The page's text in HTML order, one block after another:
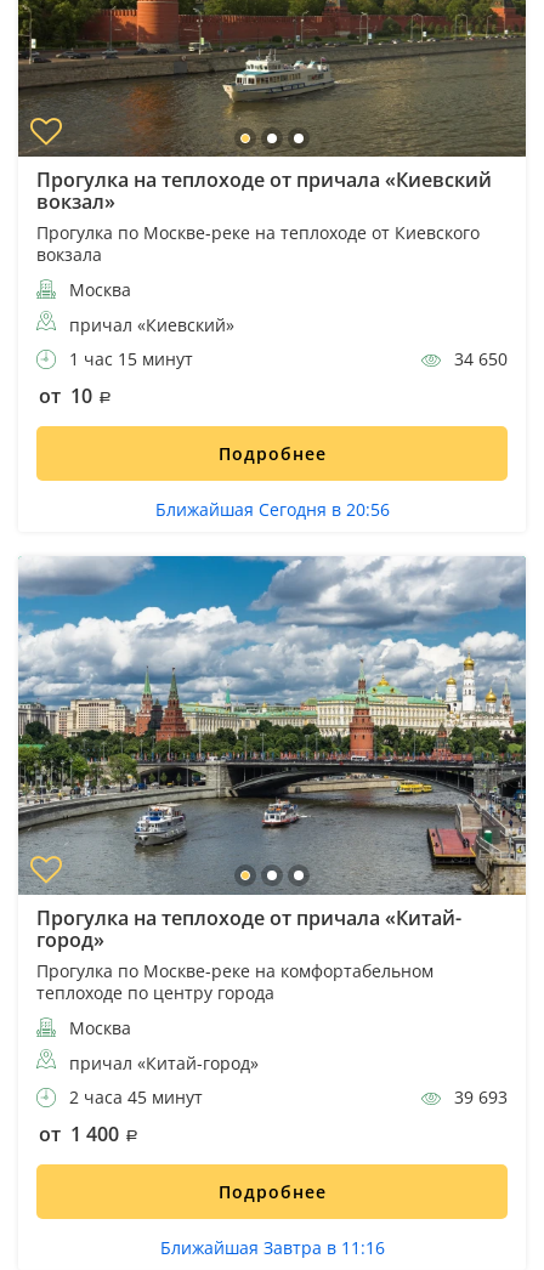
Прогулка на теплоходе от причала «Киевский
вокзал»
Прогулка по Москве-реке на теплоходе от Киевского
вокзала
Москва
причал «Киевский»
1 час 15 минут
34 650
от 10
Подробнее
Ближайшая Сегодня в 20:56
Прогулка на теплоходе от причала «Китай-
город»
Прогулка по Москве-реке на комфортабельном
теплоходе по центру города
Москва
причал «Китай-город»
2 часа 45 минут
39 693
от 1 400
Подробнее
Ближайшая Завтра в 11:16